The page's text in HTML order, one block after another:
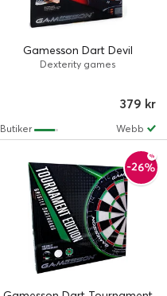
Gamesson Dart Devil
Dexterity games
379 kr
Webb
Butiker
-26%